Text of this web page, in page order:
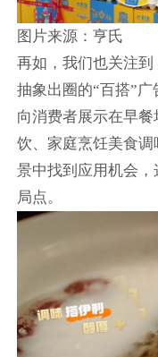
图片来源：亨氏
再如，我们也关注
抽象出圈的“百搭”广
向消费者展示在早
饮、家庭烹饪美食
景中找到应用机会
局点。